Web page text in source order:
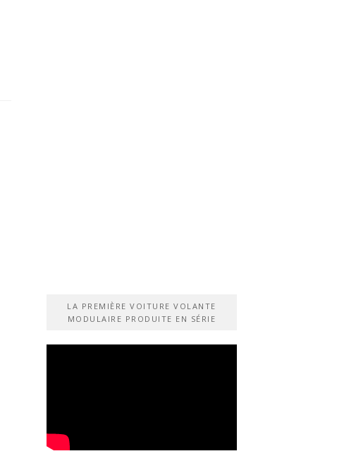
LA PREMIÈRE VOITURE VOLANTE
MODULAIRE PRODUITE EN SÉRIE